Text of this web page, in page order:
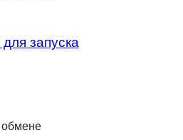
запуска
обмене